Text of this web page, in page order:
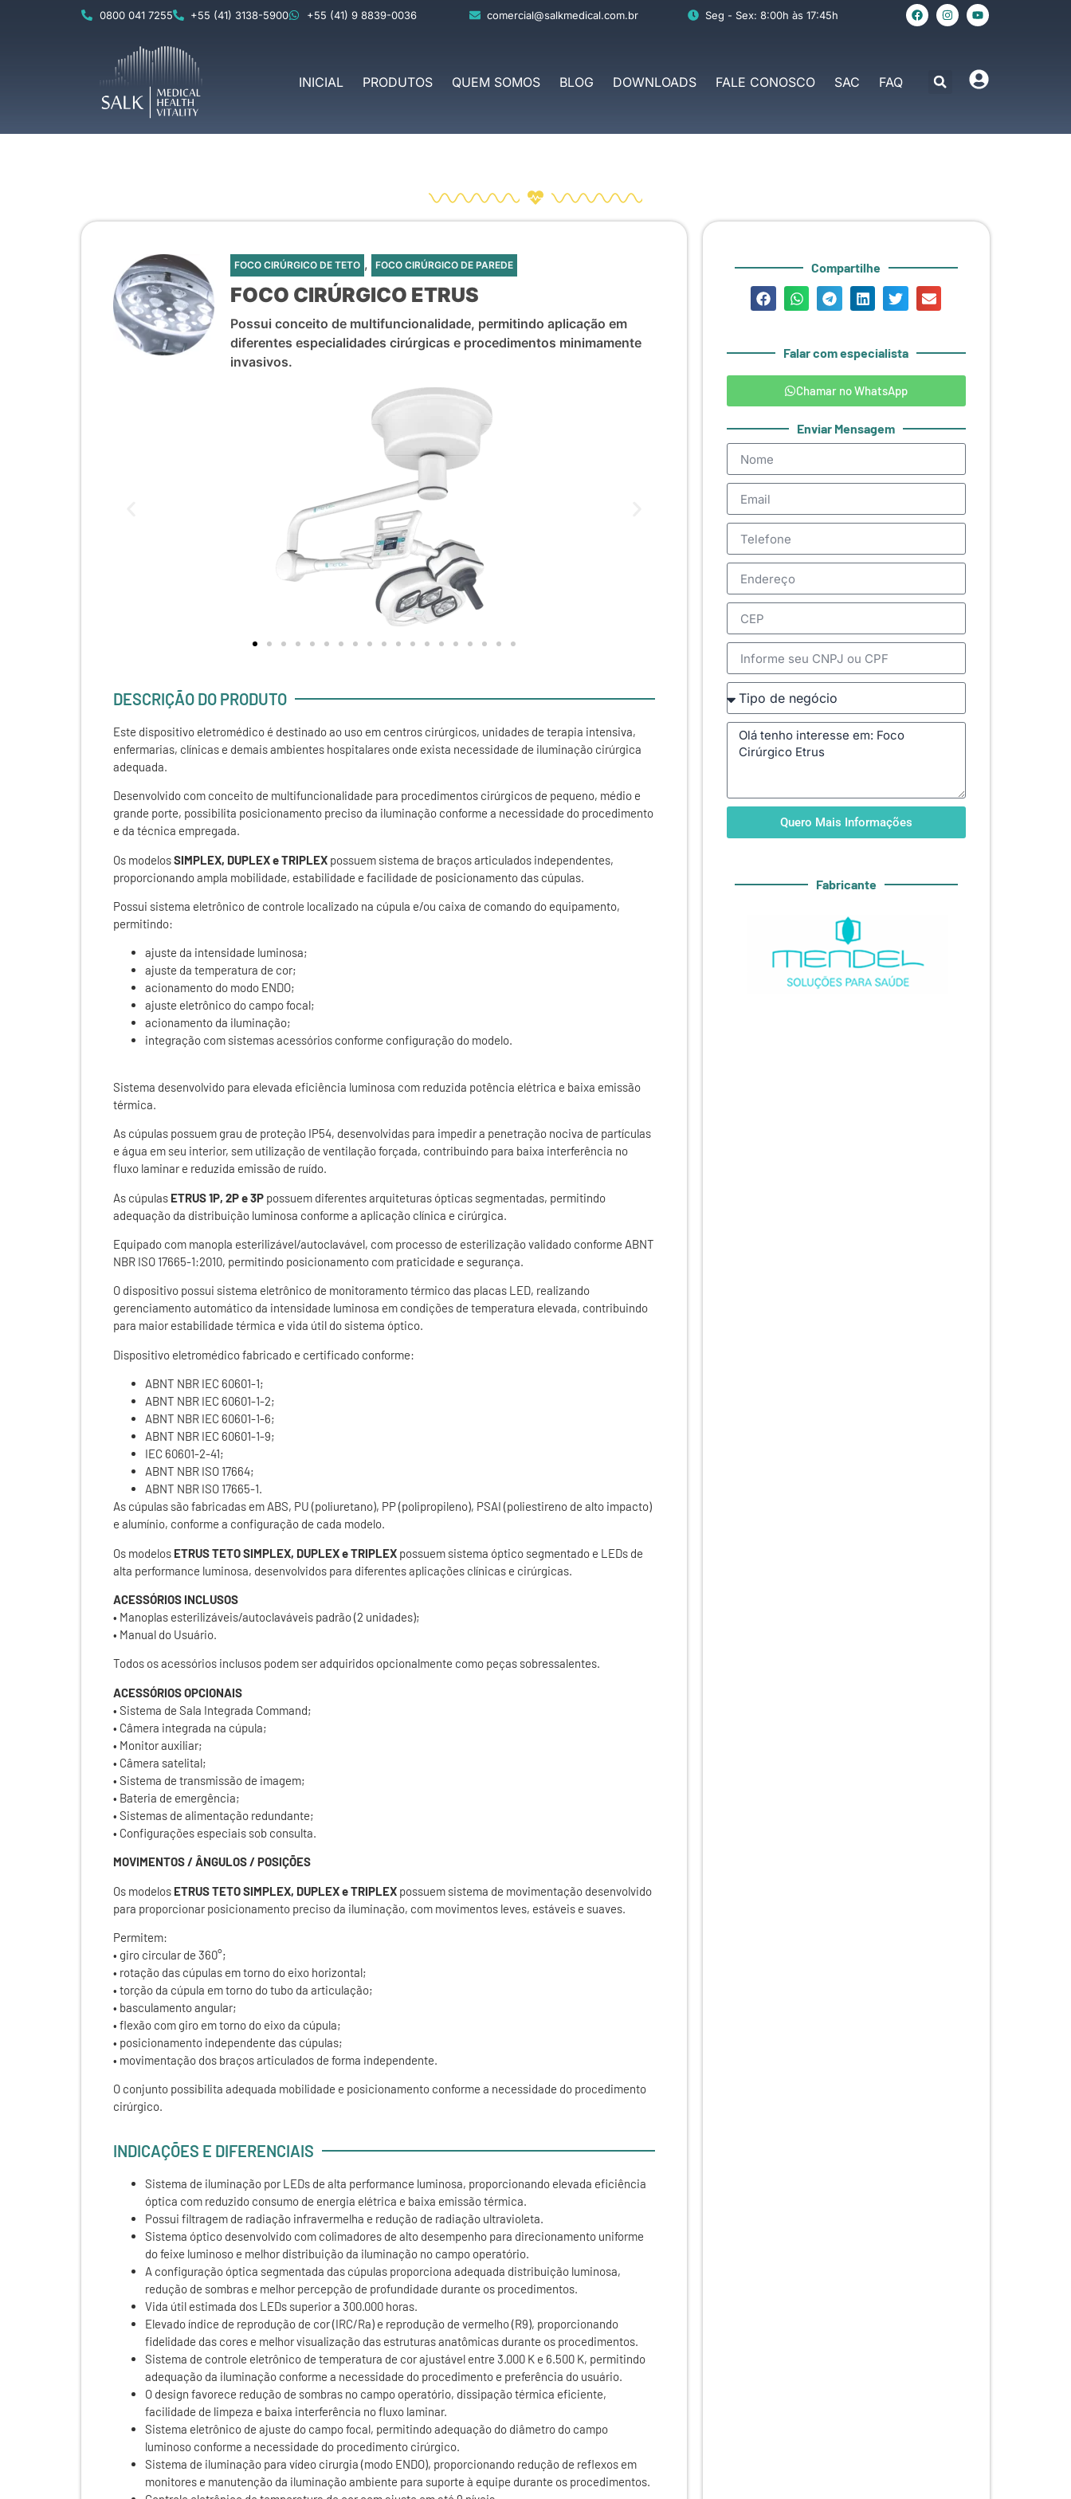
0800 041 7255 +55 (41) 3138-5900 +55 (41) 9 8839-0036 comercial@salkmedical.com.br Seg - Sex: 8:00h às 17:45h
INICIAL PRODUTOS QUEM SOMOS BLOG DOWNLOADS FALE CONOSCO SAC FAQ
FOCO CIRÚRGICO DE TETO , FOCO CIRÚRGICO DE PAREDE
FOCO CIRÚRGICO ETRUS
Possui conceito de multifuncionalidade, permitindo aplicação em
diferentes especialidades cirúrgicas e procedimentos minimamente
invasivos.
DESCRIÇÃO DO PRODUTO
Este dispositivo eletromédico é destinado ao uso em centros cirúrgicos, unidades de terapia intensiva,
enfermarias, clínicas e demais ambientes hospitalares onde exista necessidade de iluminação cirúrgica
adequada.
Desenvolvido com conceito de multifuncionalidade para procedimentos cirúrgicos de pequeno, médio e
grande porte, possibilita posicionamento preciso da iluminação conforme a necessidade do procedimento
e da técnica empregada.
Os modelosSIMPLEX, DUPLEX e TRIPLEX possuem sistema de braços articulados independentes,
proporcionando ampla mobilidade, estabilidade e facilidade de posicionamento das cúpulas.
Possui sistema eletrônico de controle localizado na cúpula e/ou caixa de comando do equipamento,
permitindo:
ajuste da intensidade luminosa;
ajuste da temperatura de cor;
acionamento do modo ENDO;
ajuste eletrônico do campo focal;
acionamento da iluminação;
integração com sistemas acessórios conforme configuração do modelo.
Sistema desenvolvido para elevada eficiência luminosa com reduzida potência elétrica e baixa emissão
térmica.
As cúpulas possuem grau de proteção IP54, desenvolvidas para impedir a penetração nociva de partículas
e água em seu interior, sem utilização de ventilação forçada, contribuindo para baixa interferência no
fluxo laminar e reduzida emissão de ruído.
As cúpulas ETRUS 1P, 2P e 3P possuem diferentes arquiteturas ópticas segmentadas, permitindo
adequação da distribuição luminosa conforme a aplicação clínica e cirúrgica.
Equipado com manopla esterilizável/autoclavável, com processo de esterilização validado conforme ABNT
NBR ISO 17665-1:2010, permitindo posicionamento com praticidade e segurança.
O dispositivo possui sistema eletrônico de monitoramento térmico das placas LED, realizando
gerenciamento automático da intensidade luminosa em condições de temperatura elevada, contribuindo
para maior estabilidade térmica e vida útil do sistema óptico.
Dispositivo eletromédico fabricado e certificado conforme:
ABNT NBR IEC 60601-1;
ABNT NBR IEC 60601-1-2;
ABNT NBR IEC 60601-1-6;
ABNT NBR IEC 60601-1-9;
IEC 60601-2-41;
ABNT NBR ISO 17664;
ABNT NBR ISO 17665-1.
As cúpulas são fabricadas em ABS, PU (poliuretano), PP (polipropileno), PSAI (poliestireno de alto impacto)
e alumínio, conforme a configuração de cada modelo.
Os modelos ETRUS TETO SIMPLEX, DUPLEX e TRIPLEX possuem sistema óptico segmentado e LEDs de
alta performance luminosa, desenvolvidos para diferentes aplicações clínicas e cirúrgicas.
ACESSÓRIOS INCLUSOS
• Manoplas esterilizáveis/autoclaváveis padrão (2 unidades);
• Manual do Usuário.
Todos os acessórios inclusos podem ser adquiridos opcionalmente como peças sobressalentes.
ACESSÓRIOS OPCIONAIS
• Sistema de Sala Integrada Command;
• Câmera integrada na cúpula;
• Monitor auxiliar;
• Câmera satelital;
• Sistema de transmissão de imagem;
• Bateria de emergência;
• Sistemas de alimentação redundante;
• Configurações especiais sob consulta.
MOVIMENTOS / ÂNGULOS / POSIÇÕES
Os modelos ETRUS TETO SIMPLEX, DUPLEX e TRIPLEX possuem sistema de movimentação desenvolvido
para proporcionar posicionamento preciso da iluminação, com movimentos leves, estáveis e suaves.
Permitem:
• giro circular de 360°;
• rotação das cúpulas em torno do eixo horizontal;
• torção da cúpula em torno do tubo da articulação;
• basculamento angular;
• flexão com giro em torno do eixo da cúpula;
• posicionamento independente das cúpulas;
• movimentação dos braços articulados de forma independente.
O conjunto possibilita adequada mobilidade e posicionamento conforme a necessidade do procedimento
cirúrgico.
INDICAÇÕES E DIFERENCIAIS
Sistema de iluminação por LEDs de alta performance luminosa, proporcionando elevada eficiência
óptica com reduzido consumo de energia elétrica e baixa emissão térmica.
Possui filtragem de radiação infravermelha e redução de radiação ultravioleta.
Sistema óptico desenvolvido com colimadores de alto desempenho para direcionamento uniforme
do feixe luminoso e melhor distribuição da iluminação no campo operatório.
A configuração óptica segmentada das cúpulas proporciona adequada distribuição luminosa,
redução de sombras e melhor percepção de profundidade durante os procedimentos.
Vida útil estimada dos LEDs superior a 300.000 horas.
Elevado índice de reprodução de cor (IRC/Ra) e reprodução de vermelho (R9), proporcionando
fidelidade das cores e melhor visualização das estruturas anatômicas durante os procedimentos.
Sistema de controle eletrônico de temperatura de cor ajustável entre 3.000 K e 6.500 K, permitindo
adequação da iluminação conforme a necessidade do procedimento e preferência do usuário.
O design favorece redução de sombras no campo operatório, dissipação térmica eficiente,
facilidade de limpeza e baixa interferência no fluxo laminar.
Sistema eletrônico de ajuste do campo focal, permitindo adequação do diâmetro do campo
luminoso conforme a necessidade do procedimento cirúrgico.
Sistema de iluminação para vídeo cirurgia (modo ENDO), proporcionando redução de reflexos em
monitores e manutenção da iluminação ambiente para suporte à equipe durante os procedimentos.
Compartilhe
Falar com especialista
Chamar no WhatsApp
Enviar Mensagem
Quero Mais Informações
Fabricante